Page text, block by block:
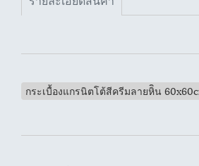
กระเบื้องแกรนิตโต้สีครีมลายหิิน